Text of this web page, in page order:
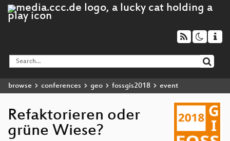
browse conferences geo fossgis2018 event
Refaktorieren oder
grüne Wiese?